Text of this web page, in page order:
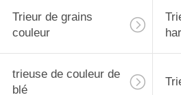
Trieur de grains
couleur
trieuse de couleur de
blé